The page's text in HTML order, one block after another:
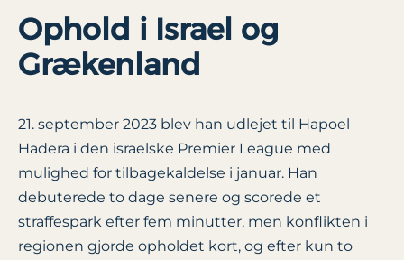
Ophold i Israel og
Grækenland
21. september 2023 blev han udlejet til Hapoel
Hadera i den israelske Premier League med
mulighed for tilbagekaldelse i januar. Han
debuterede to dage senere og scorede et
straffespark efter fem minutter, men konflikten i
regionen gjorde opholdet kort, og efter kun to